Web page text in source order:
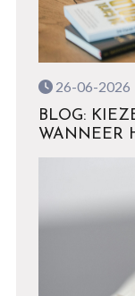
26-06-2026
BLOG:
WANNEER